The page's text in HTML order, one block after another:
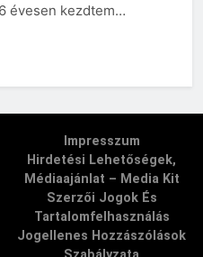
évesen kezdtem…
Impresszum
Hirdetési Lehetőségek,
Médiaajánlat – Media Kit
Szerzői Jogok És
Tartalomfelhasználás
Jogellenes Hozzászólások